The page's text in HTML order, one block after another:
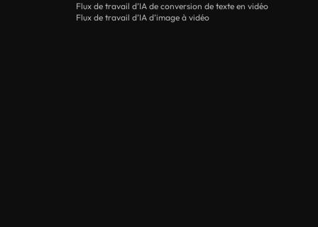
Flux de travail d’IA de conversion de texte en vidéo
Flux de travail d’IA d’image à vidéo